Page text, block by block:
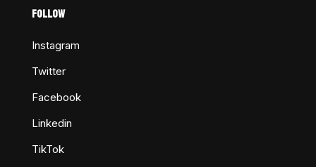
FOLLOW
Instagram
Twitter
Facebook
Linkedin
TikTok